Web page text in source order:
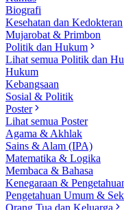
Biografi
Kesehatan dan Kedokteran
Mujarobat & Primbon
Politik dan Hukum
Lihat semua Politik dan
Hukum
Kebangsaan
Sosial & Politik
Poster
Lihat semua Poster
Agama & Akhlak
Sains & Alam (IPA)
Matematika & Logika
Membaca & Bahasa
Kenegaraan &
Pengetahuan Umum &
Orang Tua dan Keluarga